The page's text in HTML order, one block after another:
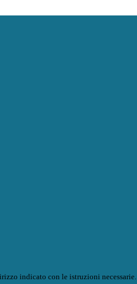
indicato con le istruzioni necessarie.